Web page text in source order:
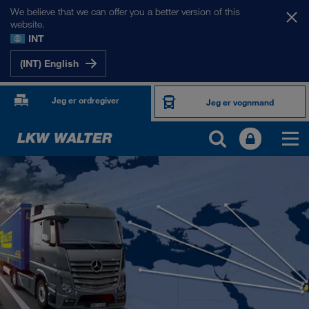
We believe that we can offer you a better version of this
website.
INT
(INT) English
Jeg er ordregiver Jeg er vognmand
VORES MARKEDER
Europa
Centralasien
Rusland